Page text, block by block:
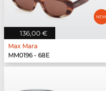
136,00 €
Max Mara
MM0196 - 68E